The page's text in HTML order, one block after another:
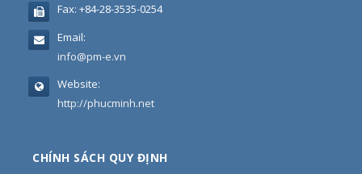
Fax: +84-28-3535-0254
Email:
info@pm-e.vn
Website:
http://phucminh.net
CHÍNH SÁCH QUY ĐỊNH